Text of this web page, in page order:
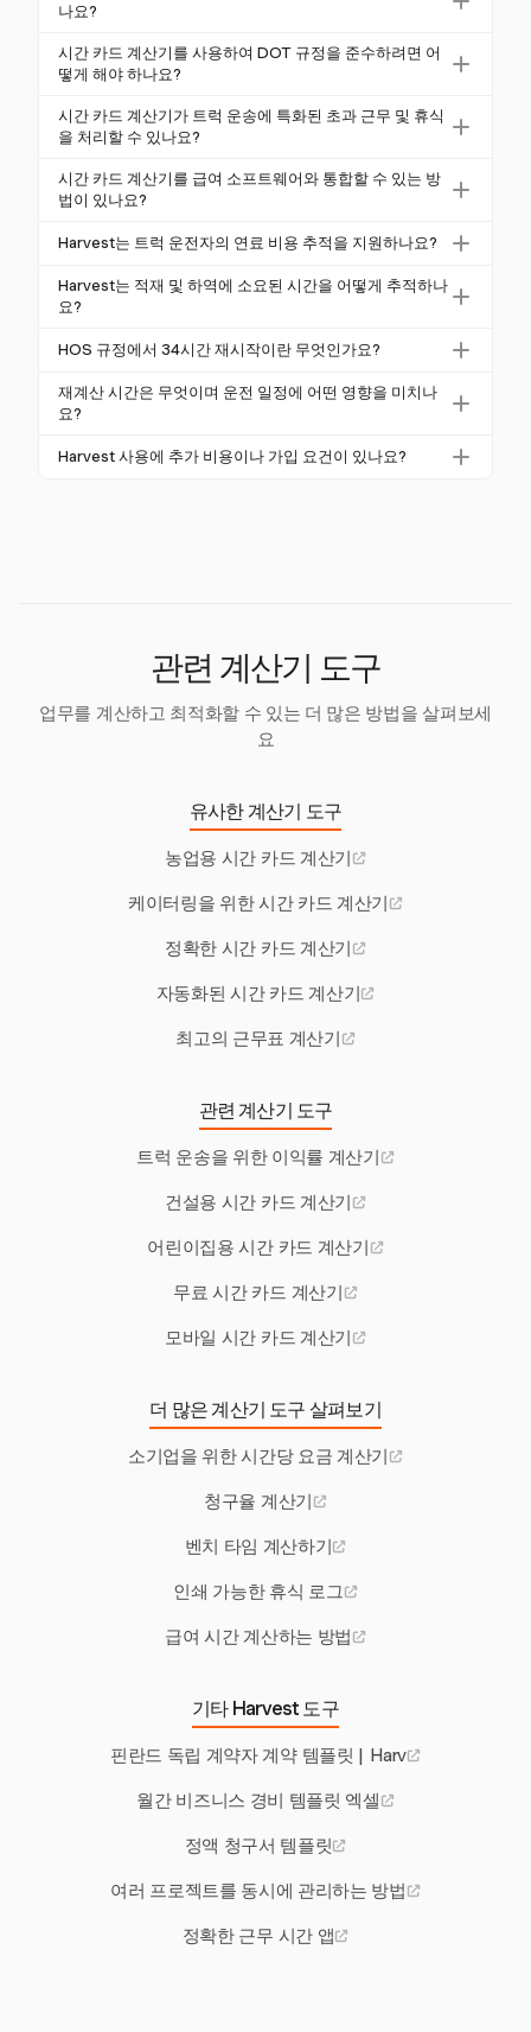
나요?
트럭 운송용 시간 카드 계산기는 11시간 운전 및 14시
간 근무 제한을 추적하는 등 서비스 시간(HOS) 준수를
시간 및 급여 계산을 위한 상세 보고서를 제공해야 합
니다.
시간 카드 계산기를 사용하여 DOT 규정을 준수하려면 어
떻게 해야 하나요?
DOT 규정을 준수하려면 운전 시간, 휴식 및 근무 시간
을 정확하게 추적하는 시간 카드 계산기를 사용해야 합
에 대한 알림을 제공하여 HOS 규칙 준수를 보장합니
다.
시간 카드 계산기가 트럭 운송에 특화된 초과 근무 및 휴식
을 처리할 수 있나요?
네, 좋은 시간 카드 계산기는 트럭 운송에 특화된 초과
근무 및 휴식을 처리할 수 있습니다. 많은 트럭 운전자
무 계산을 요구할 수 있습니다. Harvest와 같은 추적 도
구는 이러한 요구 사항을 준수하기 위해 시간을 기록하
고 휴식을 추적할 수 있습니다.
시간 카드 계산기를 급여 소프트웨어와 통합할 수 있는 방
법이 있나요?
많은 시간 카드 계산기는 급여 소프트웨어와의 통합 기
Xero와 통합되어 데이터 전송을 원활하게 하고 정확한
급여 처리를 보장합니다.
Harvest는 트럭 운전자의 연료 비용 추적을 지원하나요?
네, Harvest는 영수증 캡처 기능을 통해 연료를 포함한
특정 비용 추적을 지원합니다. 이는 여행 관련 비용을
Harvest는 적재 및 하역에 소요된 시간을 어떻게 추적하나
요?
Harvest는 유연한 시간 추적 기능을 통해 적재 및 하역
다. 이를 통해 근무 시간을 정확하게 기록할 수 있습니
다.
HOS 규정에서 34시간 재시작이란 무엇인가요?
34시간 재시작은 운전자가 7일 또는 8일의 근무 주기
를 재설정하기 위해 연속 34시간의 휴식 기간을 취할
시간 주기로 새롭게 시작할 수 있도록 도와줍니다.
재계산 시간은 무엇이며 운전 일정에 어떤 영향을 미치나
요?
재계산 시간은 이전 주의 시간이 현재 주기로 다시 추
Harvest 사용에 추가 비용이나 가입 요건이 있나요?
관련 계산기 도구
업무를 계산하고 최적화할 수 있는 더 많은 방법을 살펴보세
요
유사한 계산기 도구
농업용 시간 카드 계산기
케이터링을 위한 시간 카드 계산기
정확한 시간 카드 계산기
자동화된 시간 카드 계산기
최고의 근무표 계산기
관련 계산기 도구
트럭 운송을 위한 이익률 계산기
건설용 시간 카드 계산기
어린이집용 시간 카드 계산기
무료 시간 카드 계산기
모바일 시간 카드 계산기
더 많은 계산기 도구 살펴보기
소기업을 위한 시간당 요금 계산기
청구율 계산기
벤치 타임 계산하기
인쇄 가능한 휴식 로그
급여 시간 계산하는 방법
기타 Harvest 도구
핀란드 독립 계약자 계약 템플릿 | Harv
월간 비즈니스 경비 템플릿 엑셀
정액 청구서 템플릿
여러 프로젝트를 동시에 관리하는 방법
정확한 근무 시간 앱